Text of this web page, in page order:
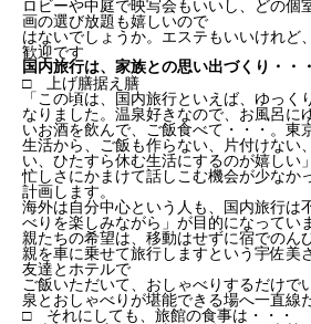
ロビーや中庭で映写会もいいし、どの個
画の選び放題も嬉しいので
はないでしょうか。エステもいいけれど
歓迎です
国内旅行は、家族との思い出づくり・・・
□ 上げ膳据え膳
「この頃は、国内旅行といえば、ゆっく
なりました。温泉好きなので、お風呂に
いお酒を飲んで、ご飯食べて・・・。東
生活から、ご飯も作らない、片付けない
い、ひたすら休む生活にするのが嬉しい
忙しさにかまけて話しこむ機会が少なか
計画します。
海外は自分中心という人も、国内旅行は
べりを楽しみながら」が目的になってい
親たちの希望は、移動はせずに宿でのん
親を車に乗せて旅行しますという宇佐美
友達とホテルで
ご飯いただいて、おしゃべりするだけで
泉とおしゃべりが堪能できる場へ一直線
□ それにしても、旅館の食事は・・・